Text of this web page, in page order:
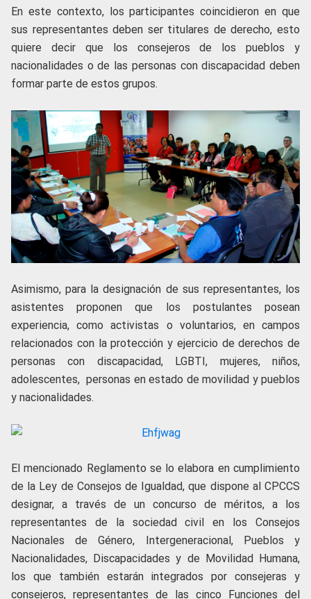
En este contexto, los participantes coincidieron en que
sus representantes deben ser titulares de derecho, esto
quiere decir que los consejeros de los pueblos y
nacionalidades o de las personas con discapacidad deben
formar parte de estos grupos.
Asimismo, para la designación de sus representantes, los
asistentes proponen que los postulantes posean
experiencia, como activistas o voluntarios, en campos
relacionados con la protección y ejercicio de derechos de
personas con discapacidad, LGBTI, mujeres, niños,
adolescentes, personas en estado de movilidad y pueblos
y nacionalidades.
El mencionado Reglamento se lo elabora en cumplimiento
de la Ley de Consejos de Igualdad, que dispone al CPCCS
designar, a través de un concurso de méritos, a los
representantes de la sociedad civil en los Consejos
Nacionales de Género, Intergeneracional, Pueblos y
Nacionalidades, Discapacidades y de Movilidad Humana,
los que también estarán integrados por consejeras y
consejeros, representantes de las cinco Funciones del